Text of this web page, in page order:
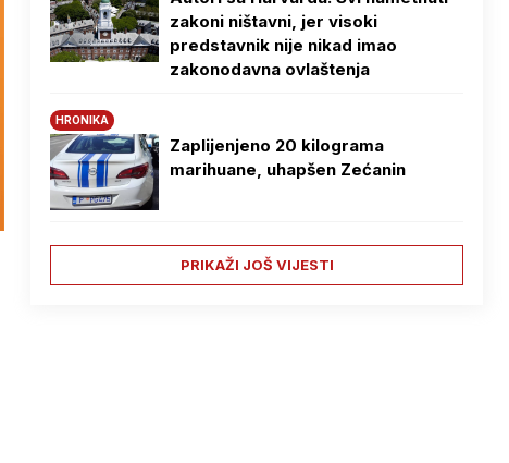
zakoni ništavni, jer visoki
predstavnik nije nikad imao
zakonodavna ovlaštenja
HRONIKA
Zaplijenjeno 20 kilograma
marihuane, uhapšen Zećanin
PRIKAŽI JOŠ VIJESTI